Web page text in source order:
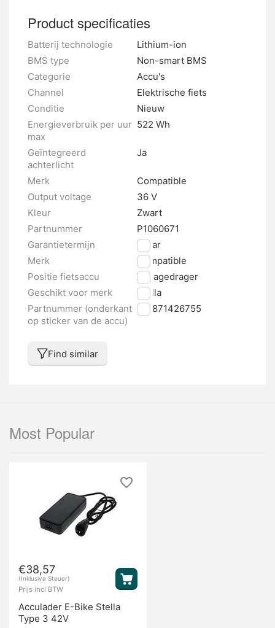
Product specificaties
Batterij technologie
Lithium-ion
BMS type
Non-smart BMS
Categorie
Accu's
Channel
Elektrische fiets
Conditie
Nieuw
Energieverbruik per uur
max
522 Wh
Geïntegreerd
achterlicht
Ja
Merk
Compatible
Output voltage
36 V
Kleur
Zwart
Partnummer
P1060671
Garantietermijn
2 jaar
Merk
Compatible
Positie fietsaccu
Bagagedrager
Geschikt voor merk
Stella
Partnummer (onderkant
op sticker van de accu)
871871426755
Find similar
Most Popular
€38,57
(Inklusive Steuer)
Prijs incl BTW
Acculader E-Bike Stella
Type 3 42V